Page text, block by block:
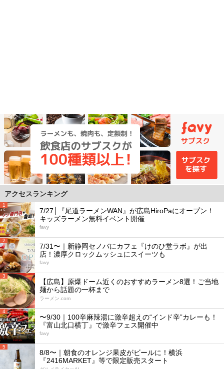
アクセスランキング
1
7/27│『尾道ラーメンWAN』が広島HiroPaにオープン！
キッズラーメン無料イベント開催
favy
2
7/31〜｜新静岡セノバにカフェ『けのひ堂ラボ』が出
店！濃厚クロックムッシュにスイーツも
favy
3
【広島】原爆ドーム近くのおすすめラーメン8選！ご当地
麺から話題の一杯まで
ラーメン.com
4
〜9/30｜100辛麻辣湯に激辛超えの“インド辛”カレーも！
『富山北口横丁』で激辛フェス開催中
favy
5
8/8〜｜朝食のオレンジ果皮がビールに！横浜
『2416MARKET』等で限定販売スタート